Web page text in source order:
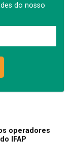
do nosso
operadores
IFAP